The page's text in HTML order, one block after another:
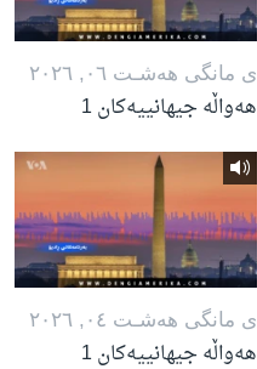
ی مانگی هه‌شـت ٠٦, ٢٠٢٦
هەواڵە جیهانییەکان 1
ی مانگی هه‌شـت ٠٤, ٢٠٢٦
هەواڵە جیهانییەکان 1